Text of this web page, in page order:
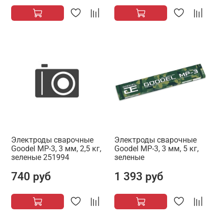
Электроды сварочные
Goodel МР-3, 3 мм, 2,5 кг,
зеленые 251994
740 руб
Электроды сварочные
Goodel МР-3, 3 мм, 5 кг,
зеленые
1 393 руб